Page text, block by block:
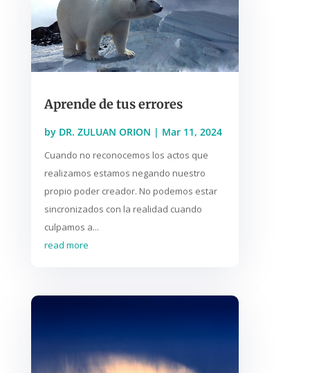
Aprende de tus errores
by DR. ZULUAN ORION | Mar 11, 2024
Cuando no reconocemos los actos que
realizamos estamos negando nuestro
propio poder creador. No podemos estar
sincronizados con la realidad cuando
culpamos a...
read more